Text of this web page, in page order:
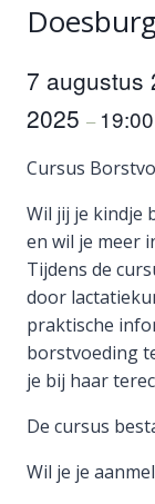
7 augustus
2025 – 19:00
Cursus
Wil jij je kindje
en wil je meer
Tijdens de
door
praktische
borstvoeding
je bij haar
De cursus
Wil je je